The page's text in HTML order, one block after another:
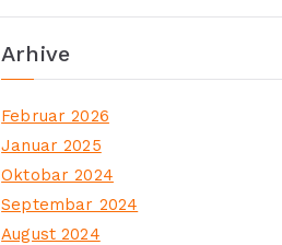
Arhive
Februar 2026
Januar 2025
Oktobar 2024
Septembar 2024
August 2024